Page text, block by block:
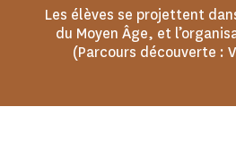
Les élèves se projettent
du Moyen Âge, et
(Parcours découverte :